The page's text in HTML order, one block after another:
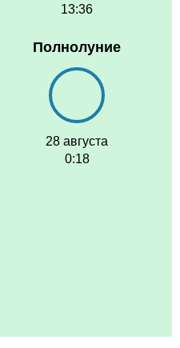
13:36
Полнолуние
28 августа
0:18